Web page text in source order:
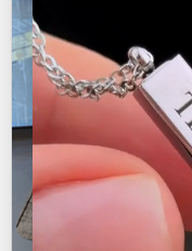
Кастомные коврики
Бейсболки
CoolPass